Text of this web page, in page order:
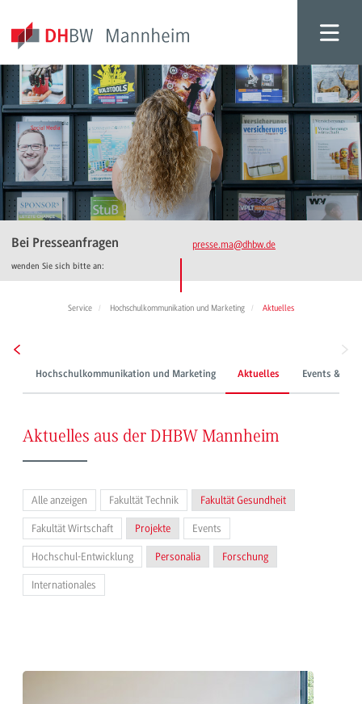
Bei Presseanfragen
wenden Sie sich bitte an:
presse.ma@dhbw.de
Service Hochschulkommunikation und Marketing Aktuelles
Hochschulkommunikation und Marketing Aktuelles Events &
Aktuelles aus der DHBW Mannheim
Alle anzeigen Fakultät Technik Fakultät Gesundheit
Fakultät Wirtschaft Projekte Events
Hochschul-Entwicklung Personalia Forschung
Internationales